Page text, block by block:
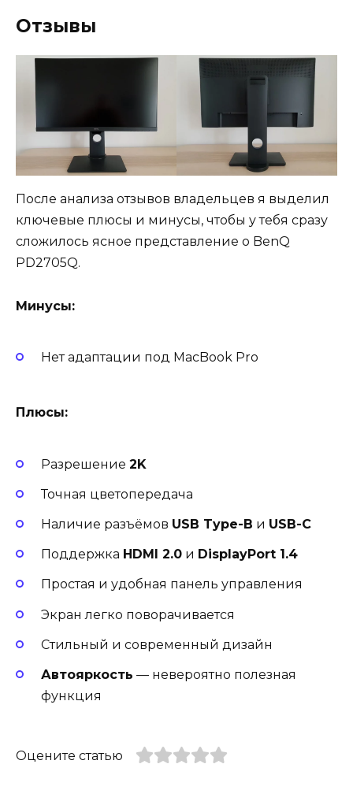
Отзывы
После анализа отзывов владельцев я выделил
ключевые плюсы и минусы, чтобы у тебя сразу
сложилось ясное представление о BenQ
PD2705Q.
Минусы:
Нет адаптации под MacBook Pro
Плюсы:
Разрешение 2K
Точная цветопередача
Наличие разъёмов USB Type-B и USB-C
Поддержка HDMI 2.0 и DisplayPort 1.4
Простая и удобная панель управления
Экран легко поворачивается
Стильный и современный дизайн
Автояркость — невероятно полезная
функция
Оцените статью